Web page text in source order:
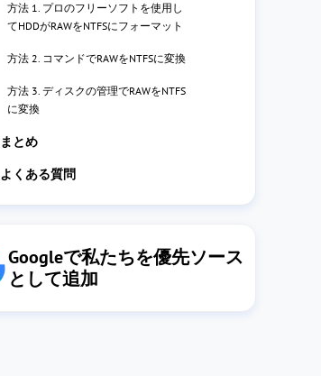
方法 1. プロのフリーソフトを使用し
てHDDがRAWをNTFSにフォーマット
方法 2. コマンドでRAWをNTFSに変換
方法 3. ディスクの管理でRAWをNTFS
に変換
まとめ
よくある質問
Googleで私たちを優先ソース
として追加